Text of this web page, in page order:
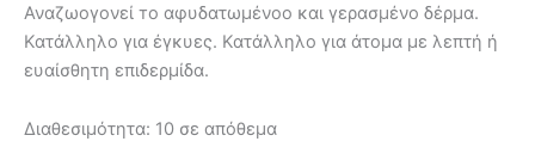
Αναζωογονεί то αφυδατωμένοо και γερασμένο δέρμα.
Κατάλληλο για έγκυες. Κατάλληλο για άτομα με λεπτή ή
ευαίσθητη επιδερμίδα.
Διαθεσιμότητα: 10 σε απόθεμα